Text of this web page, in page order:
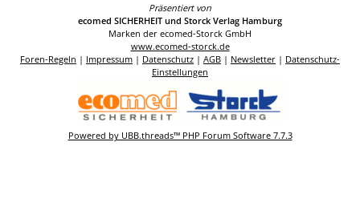
Präsentiert von
ecomed SICHERHEIT und Storck Verlag Hamburg
Marken der ecomed-Storck GmbH
www.ecomed-storck.de
Foren-Regeln | Impressum | Datenschutz | AGB | Newsletter | Datenschutz-
Einstellungen
Powered by UBB.threads™ PHP Forum Software 7.7.3